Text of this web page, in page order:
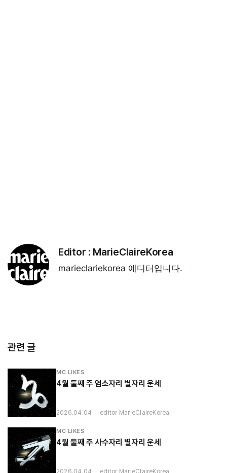
Editor : MarieClaireKorea
marieclariekorea 에디터입니다.
관련 글
MC LIKES
4월 둘째 주 염소자리 별자리 운세
2026.04.04 editor MarieClaireKorea
MC LIKES
4월 둘째 주 사수자리 별자리 운세
2026.04.04 editor MarieClaireKorea